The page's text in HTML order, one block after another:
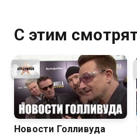
С этим
Новости Голливуда